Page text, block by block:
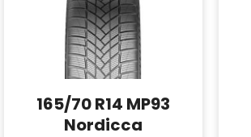
165/70 R14 MP93
Nordicca